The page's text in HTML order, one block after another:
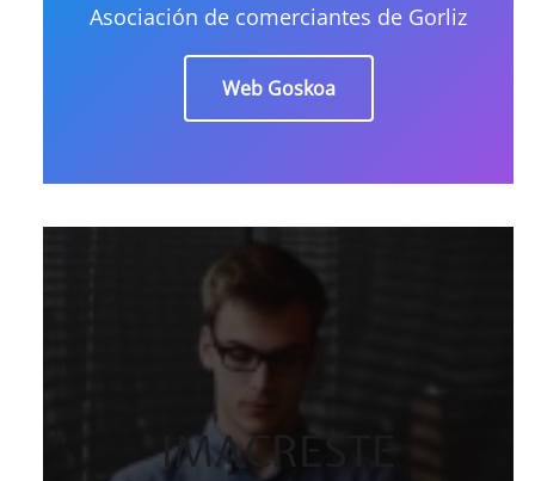
Asociación de comerciantes de Gorliz
Web Goskoa
IMACRESTE